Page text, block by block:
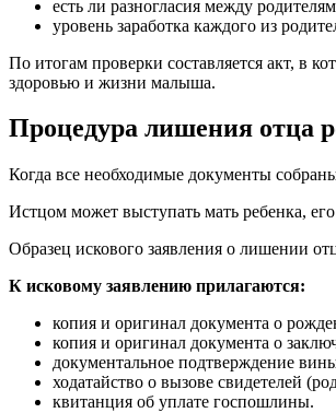
есть ли разногласия между
уровень заработка каждого из
По итогам проверки составляется акт, в
здоровью и жизни малыша.
Процедура лишения отца
Когда все необходимые документы
Истцом может выступать мать ребенка,
Образец искового заявления о лишении
К исковому заявлению прилагаются:
копия и оригинал документа о
копия и оригинал документа о
документальное подтверждение
ходатайство о вызове свидетелей
квитанция об уплате госпошлины.